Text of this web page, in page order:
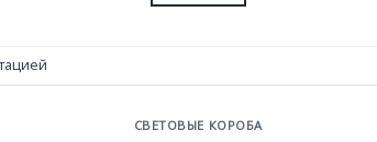
СВЕТОВЫЕ КОРОБА